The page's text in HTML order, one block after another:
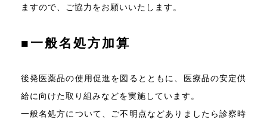
ますので、ご協力をお願いいたします。
■一般名処方加算
後発医薬品の使用促進を図るとともに、医療品の安定供
給に向けた取り組みなどを実施しています。
一般名処方について、ご不明点などありましたら診察時